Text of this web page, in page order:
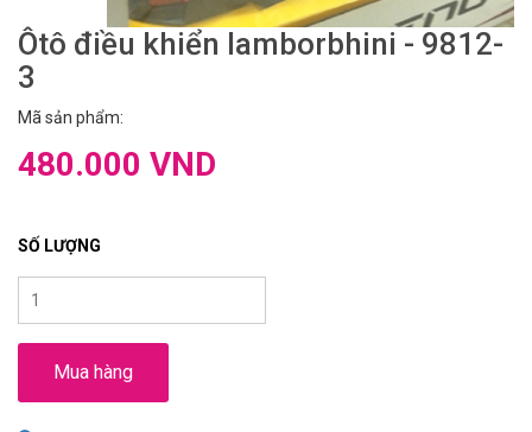
Ôtô điều khiển lamborbhini - 9812-
3
Mã sản phẩm:
480.000 VND
SỐ LƯỢNG
Mua hàng